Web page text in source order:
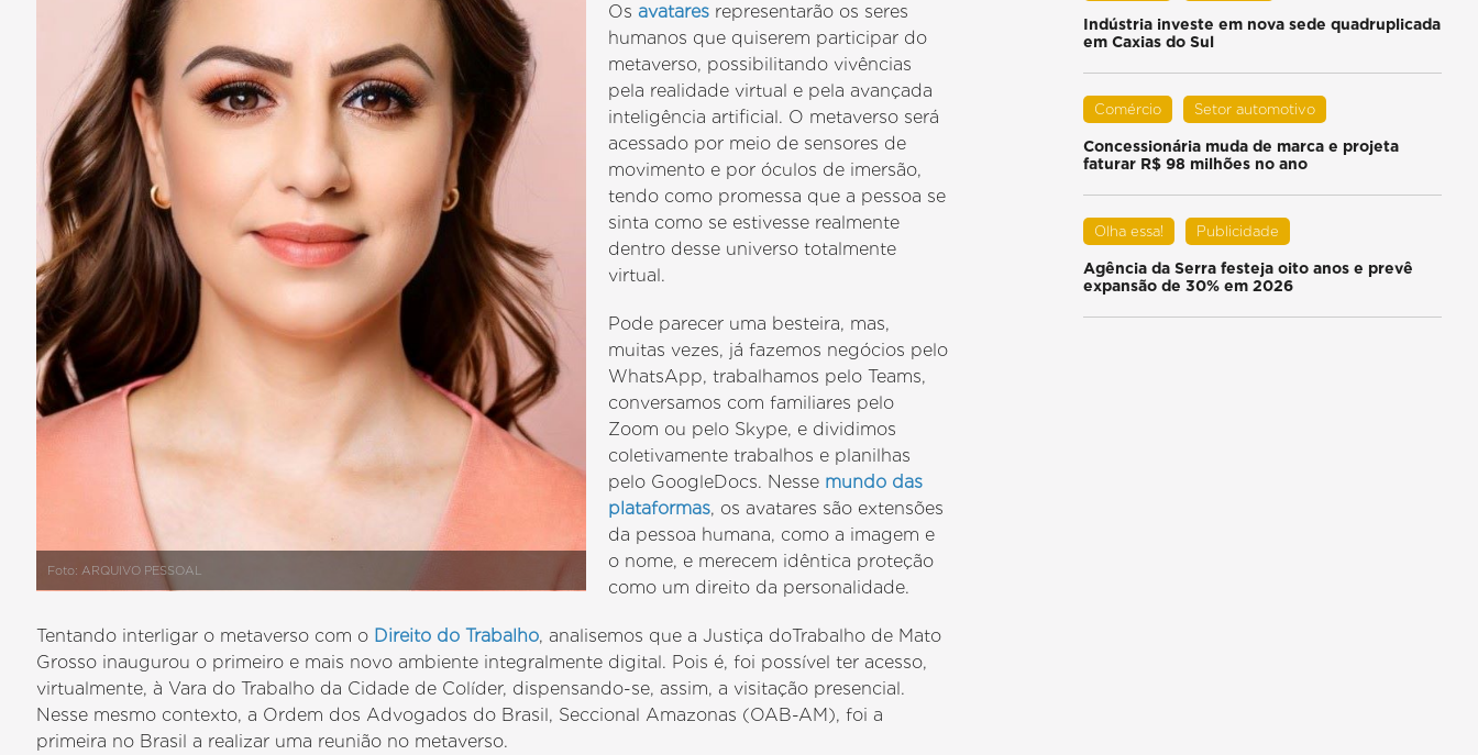
Foto: ARQUIVO PESSOAL
Os avatares representarão os seres
humanos que quiserem participar do
metaverso, possibilitando vivências
pela realidade virtual e pela avançada
inteligência artificial. O metaverso será
acessado por meio de sensores de
movimento e por óculos de imersão,
tendo como promessa que a pessoa se
sinta como se estivesse realmente
dentro desse universo totalmente
virtual.
Pode parecer uma besteira, mas,
muitas vezes, já fazemos negócios pelo
WhatsApp, trabalhamos pelo Teams,
conversamos com familiares pelo
Zoom ou pelo Skype, e dividimos
coletivamente trabalhos e planilhas
pelo GoogleDocs. Nesse mundo das
plataformas, os avatares são extensões
da pessoa humana, como a imagem e
o nome, e merecem idêntica proteção
como um direito da personalidade.
Tentando interligar o metaverso com o Direito do Trabalho, analisemos que a Justiça doTrabalho de Mato
Grosso inaugurou o primeiro e mais novo ambiente integralmente digital. Pois é, foi possível ter acesso,
virtualmente, à Vara do Trabalho da Cidade de Colíder, dispensando-se, assim, a visitação presencial.
Nesse mesmo contexto, a Ordem dos Advogados do Brasil, Seccional Amazonas (OAB-AM), foi a
primeira no Brasil a realizar uma reunião no metaverso.
Indústria investe em nova sede quadruplicada
em Caxias do Sul
Comércio Setor automotivo
Concessionária muda de marca e projeta
faturar R$ 98 milhões no ano
Olha essa! Publicidade
Agência da Serra festeja oito anos e prevê
expansão de 30% em 2026